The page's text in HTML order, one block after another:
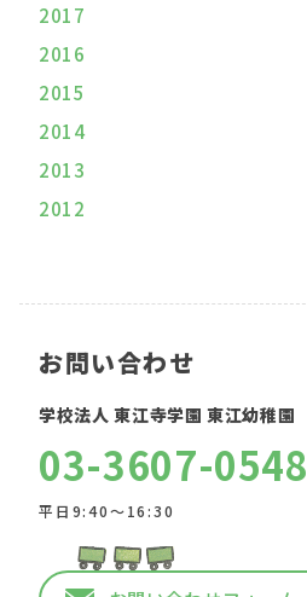
2017
2016
2015
2014
2013
2012
お問い合わせ
学校法人 東江寺学園 東江幼稚園
03-3607-0548
平日9:40〜16:30